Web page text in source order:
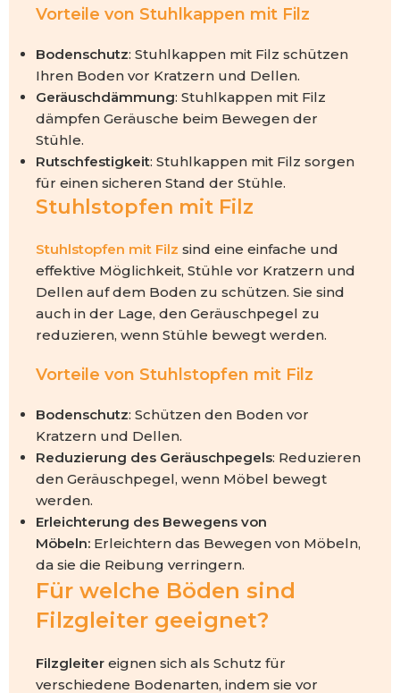
Vorteile von Stuhlkappen mit Filz
Bodenschutz: Stuhlkappen mit Filz schützen
Ihren Boden vor Kratzern und Dellen.
Geräuschdämmung: Stuhlkappen mit Filz
dämpfen Geräusche beim Bewegen der
Stühle.
Rutschfestigkeit: Stuhlkappen mit Filz sorgen
für einen sicheren Stand der Stühle.
Stuhlstopfen mit Filz
Stuhlstopfen mit Filz sind eine einfache und
effektive Möglichkeit, Stühle vor Kratzern und
Dellen auf dem Boden zu schützen. Sie sind
auch in der Lage, den Geräuschpegel zu
reduzieren, wenn Stühle bewegt werden.
Vorteile von Stuhlstopfen mit Filz
Bodenschutz: Schützen den Boden vor
Kratzern und Dellen.
Reduzierung des Geräuschpegels: Reduzieren
den Geräuschpegel, wenn Möbel bewegt
werden.
Erleichterung des Bewegens von
Möbeln: Erleichtern das Bewegen von Möbeln,
da sie die Reibung verringern.
Für welche Böden sind
Filzgleiter geeignet?
Filzgleiter eignen sich als Schutz für
verschiedene Bodenarten, indem sie vor